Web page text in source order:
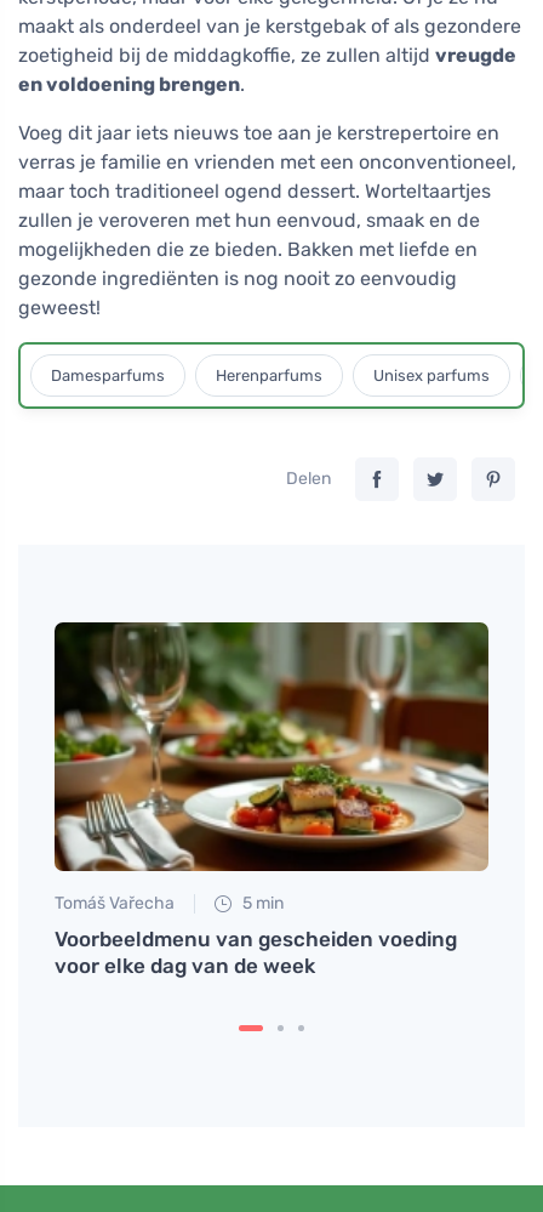
maakt als onderdeel van je kerstgebak of als gezondere
zoetigheid bij de middagkoffie, ze zullen altijd vreugde
en voldoening brengen.
Voeg dit jaar iets nieuws toe aan je kerstrepertoire en
verras je familie en vrienden met een onconventioneel,
maar toch traditioneel ogend dessert. Worteltaartjes
zullen je veroveren met hun eenvoud, smaak en de
mogelijkheden die ze bieden. Bakken met liefde en
gezonde ingrediënten is nog nooit zo eenvoudig
geweest!
Damesparfums Herenparfums Unisex parfums
Delen
Tomáš Vařecha 5 min
Voorbeeldmenu van gescheiden voeding
voor elke dag van de week